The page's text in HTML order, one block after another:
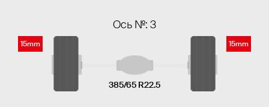
Ось №: 3
15mm
385/65 R22.5
15mm